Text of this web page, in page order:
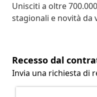
Unisciti a oltre
stagionali e novità da
Recesso dal
Invia una richiesta di